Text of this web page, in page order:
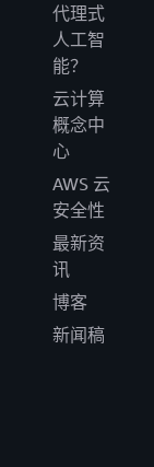
代理式
人工智
能？
云计算
概念中
心
AWS 云
安全性
最新资
讯
博客
新闻稿